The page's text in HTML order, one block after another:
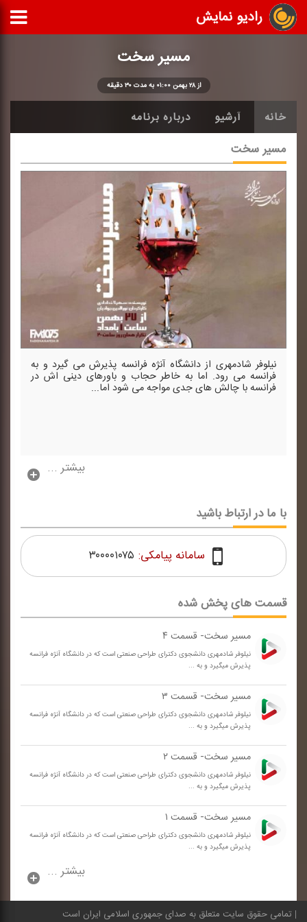
رادیو نمایش
مسیر سخت
از ۲۸ بهمن ۰۱:۰۰ به مدت ۳۰ دقیقه
خانه آرشیو درباره برنامه
مسیر سخت
نیلوفر شادمهری از دانشگاه آنژه فرانسه پذیرش می گیرد و به
فرانسه می رود. اما به خاطر حجاب و باورهای دینی اش در
فرانسه با چالش های جدی مواجه می شود اما...
بیشتر ...
قسمت های پخش شده
مسیر سخت- قسمت ۴
نیلوفر شادمهری دانشجوی دكترای طراحی صنعتی است كه در دانشگاه آنژه فرانسه
پذیرش میگیرد و به ...
مسیر سخت- قسمت ۳
نیلوفر شادمهری دانشجوی دكترای طراحی صنعتی است كه در دانشگاه آنژه فرانسه
پذیرش میگیرد و به ...
مسیر سخت- قسمت ۲
نیلوفر شادمهری دانشجوی دكترای طراحی صنعتی است كه در دانشگاه آنژه فرانسه
پذیرش میگیرد و به ...
مسیر سخت- قسمت ۱
نیلوفر شادمهری دانشجوی دكترای طراحی صنعتی است كه در دانشگاه آنژه فرانسه
پذیرش میگیرد و به ...
بیشتر ...
با ما در ارتباط باشید
سامانه پیامکی: ۳۰۰۰۰۱۰۷۵
تمامی حقوق سایت متعلق به صدای جمهوری اسلامی ایران است